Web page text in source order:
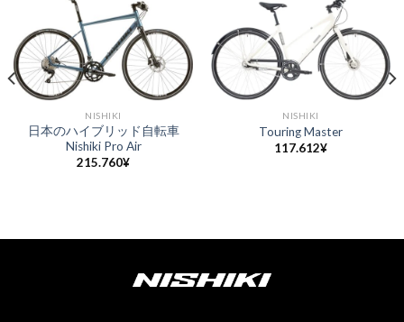
NISHIKI
日本のハイブリッド自転車
Nishiki Pro Air
215.760¥
NISHIKI
Touring Master
117.612¥